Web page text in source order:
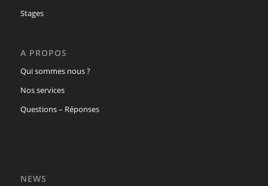
Stages
A PROPOS
Qui sommes nous ?
Nos services
Questions – Réponses
NEWS